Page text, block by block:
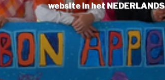
website in het NEDERLANDS